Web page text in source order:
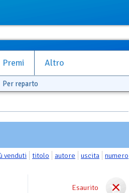
Premi Altro
Per reparto
venduti titolo autore uscita numero
Esaurito